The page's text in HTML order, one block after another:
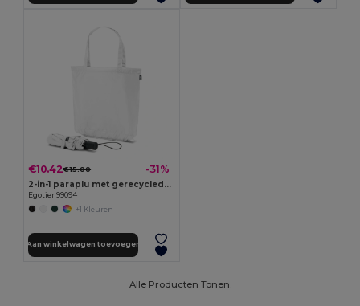
€10.42€15.00 -31%
2-in-1 paraplu met gerecyclede polyester boodschappentas inbegrepen
Egotier 99094
+1 Kleuren
Aan winkelwagen toevoegen
Alle Producten Tonen.